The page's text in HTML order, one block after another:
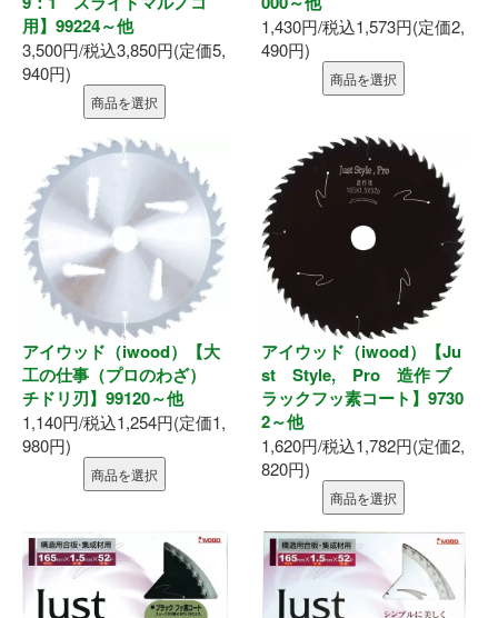
測定・検査
大工道具
作業工具
作業用品
ホーム
初めての方へ
会社案内
お支払い方法
お問い合わせ
用】99224～他
3,500円/税込3,850円(定価5,
940円)
商品を選択
1,430円/税込1,573円(定価2,
490円)
商品を選択
アイウッド（iwood）【大
工の仕事（プロのわざ）
チドリ刃】99120～他
1,140円/税込1,254円(定価1,
980円)
商品を選択
アイウッド（iwood）【Ju
st Style, Pro 造作 ブ
ラックフッ素コート】9730
2～他
1,620円/税込1,782円(定価2,
820円)
商品を選択